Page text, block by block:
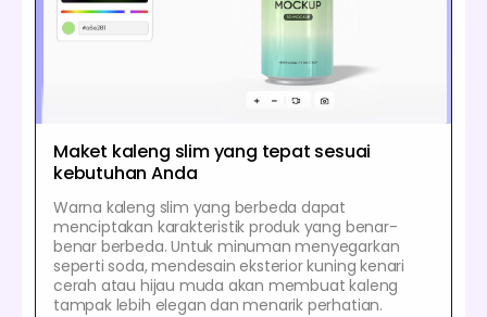
Maket kaleng slim yang tepat sesuai
kebutuhan Anda
Warna kaleng slim yang berbeda dapat
menciptakan karakteristik produk yang benar-
benar berbeda. Untuk minuman menyegarkan
seperti soda, mendesain eksterior kuning kenari
cerah atau hijau muda akan membuat kaleng
tampak lebih elegan dan menarik perhatian.